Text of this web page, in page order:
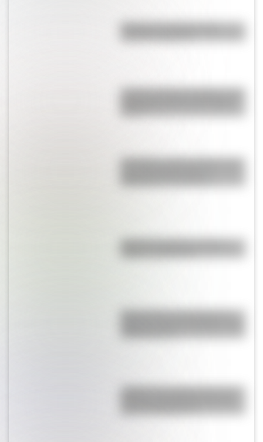
Bandera de Ecuador para
Castillo de Rafael Obligado, una
San Martín y Simón Bolívar: así
Bandera de Bolivia: historia,
Buenos Aires al principio del
sorprendentes
¿Sabías que Argentina tuvo la